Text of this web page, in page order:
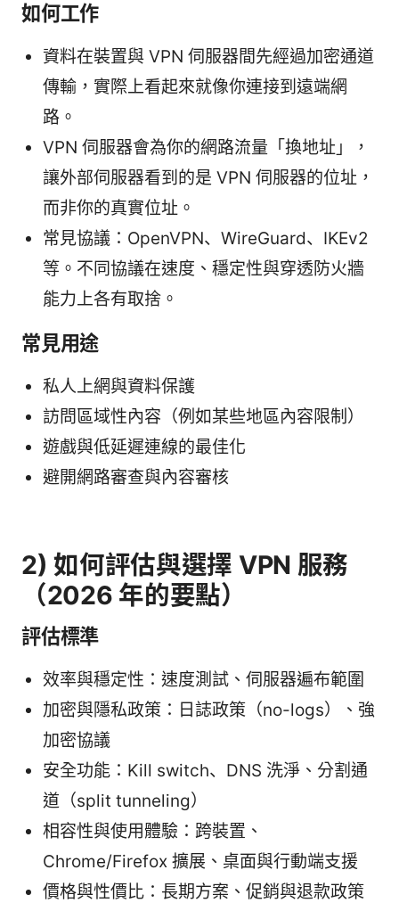
如何工作
資料在裝置與 VPN 伺服器間先經過加密通道
傳輸，實際上看起來就像你連接到遠端網
路。
VPN 伺服器會為你的網路流量「換地址」，
讓外部伺服器看到的是 VPN 伺服器的位址，
而非你的真實位址。
常見協議：OpenVPN、WireGuard、IKEv2
等。不同協議在速度、穩定性與穿透防火牆
能力上各有取捨。
常見用途
私人上網與資料保護
訪問區域性內容（例如某些地區內容限制）
遊戲與低延遲連線的最佳化
避開網路審查與內容審核
2) 如何評估與選擇 VPN 服務
（2026 年的要點）
評估標準
效率與穩定性：速度測試、伺服器遍布範圍
加密與隱私政策：日誌政策（no-logs）、強
加密協議
安全功能：Kill switch、DNS 洗淨、分割通
道（split tunneling）
相容性與使用體驗：跨裝置、
Chrome/Firefox 擴展、桌面與行動端支援
價格與性價比：長期方案、促銷與退款政策